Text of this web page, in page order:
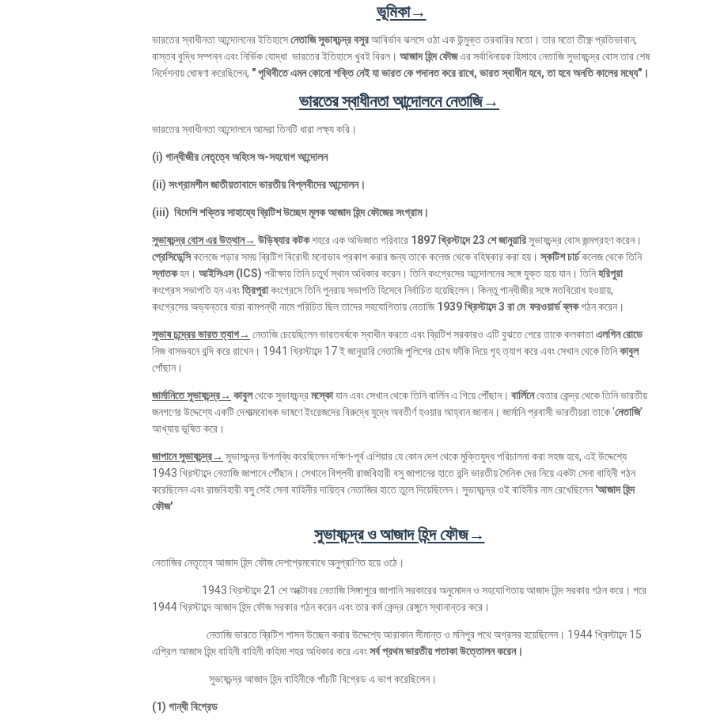
ভূমিকা→
ভারতের স্বাধীনতা আন্দোলনের ইতিহাসেনেতাজি সুভাষচন্দ্র বসুরআবির্ভাব ঝলসে ওঠা এক উন্মুক্ত তরবারির মতো। তার মতো তীক্ষ্ণ প্রতিভাবান,
বাস্তব বুদ্ধি সম্পন্ন এবং নির্ভিক যোদ্ধা ভারতের ইতিহাসে খুবই বিরল। আজাদ হিন্দ ফৌজএর সর্বাধিনায়ক হিসাবে নেতাজি সুভাষচন্দ্র বোস তার শেষ
নির্দেশনায় ঘোষণা করেছিলেন, " পৃথিবীতে এমন কোনো শক্তি নেই যা ভারত কে পদানত করে রাখে, ভারত স্বাধীন হবে, তা হবে অনতি কালের মধ্যে"।
ভারতের স্বাধীনতা আন্দোলনে নেতাজি→
ভারতের স্বাধীনতা আন্দোলনে আমরা তিনটি ধারা লক্ষ্য করি।
(i) গান্ধীজীর নেতৃত্বে অহিংস অ-সহযোগ আন্দোলন
(ii) সংগ্রামশীল জাতীয়তাবাদে ভারতীয় বিপ্লবীদের আন্দোলন।
(iii) বিদেশি শক্তির সাহায্যে ব্রিটিশ উচ্ছেদ মূলক আজাদ হিন্দ ফৌজের সংগ্রাম।
সুভাষচন্দ্র বোস এর উত্থান→ উড়িষ্যার কটকশহরে এক অভিজাত পরিবারে 1897 খ্রিস্টাব্দে 23 শে জানুয়ারিসুভাষচন্দ্র বোস জন্মগ্রহণ করেন।
প্রেসিডেন্সিকলেজে পড়ার সময় ব্রিটিশ বিরোধী মনোভাব প্রকাশ করার জন্য তাকে কলেজ থেকে বহিষ্কার করা হয়।স্কটিশ চার্চকলেজ থেকে তিনি
স্নাতকহন। আইসিএস (ICS) পরীক্ষায় তিনি চতুর্থ স্থান অধিকার করেন। তিনি কংগ্রেসের আন্দোলনের সঙ্গে যুক্ত হয়ে যান। তিনিহরিপুরা
কংগ্রেস সভাপতি হন এবংত্রিপুরাকংগ্রেসে তিনি পুনরায় সভাপতি হিসেবে নির্বাচিত হয়েছিলেন। কিন্তু গান্ধীজীর সঙ্গে মতবিরোধ হওয়ায়,
কংগ্রেসের অভ্যন্তরে যারা বামপন্থী নামে পরিচিত ছিল তাদের সহযোগিতায় নেতাজি1939 খ্রিস্টাব্দে 3 রা মে ফরওয়ার্ড ব্লকগঠন করেন।
সুভাষ চন্দ্রের ভারত ত্যাগ→ নেতাজি চেয়েছিলেন ভারতবর্ষকে স্বাধীন করতে এবং ব্রিটিশ সরকারও এটি বুঝতে পেরে তাকে কলকাতাএলগিন রোডে
নিজ বাসভবনে বন্দি করে রাখেন। 1941 খ্রিস্টাব্দে 17 ই জানুয়ারি নেতাজি পুলিশের চোখ ফাঁকি দিয়ে গৃহ ত্যাগ করে এবং সেখান থেকে তিনিকাবুল
পোঁছান।
জার্মানিতে সুভাষচন্দ্র→ কাবুলথেকে সুভাষচন্দ্রমস্কোযান এবং সেখান থেকে তিনি বার্লিন এ গিয়ে পৌঁছান। বার্লিনেবেতার কেন্দ্র থেকে তিনি ভারতীয়
জনগণের উদ্দেশ্যে একটি দেশাত্মবোধক ভাষণে ইংরেজদের বিরুদ্ধে যুদ্ধে অবতীর্ণ হওয়ার আহ্বান জানান। জার্মানি প্রবাসী ভারতীয়রা তাকে 'নেতাজি'
আখ্যায় ভূষিত করে।
জাপানে সুভাষচন্দ্র→ সুভাসচন্দ্র উপলব্ধি করেছিলেন দক্ষিণ-পূর্ব এশিয়ার যে কোন দেশ থেকে মুক্তিযুদ্ধ পরিচালনা করা সহজ হবে, এই উদ্দেশ্যে
1943 খ্রিস্টাব্দে নেতাজি জাপানে পৌঁছান। সেখানে বিপ্লবী রাজবিহারী বসু জাপানের হাতে বন্দি ভারতীয় সৈনিক দের নিয়ে একটা সেনা বাহিনী গঠন
করেছিলেন এবং রাজবিহারী বসু সেই সেনা বাহিনীর দায়িত্ব নেতাজির হাতে তুলে দিয়েছিলেন। সুভাষচন্দ্র ওই বাহিনীর নাম রেখেছিলেন'আজাদ হিন্দ
ফৌজ'
সুভাষচন্দ্র ও আজাদ হিন্দ ফৌজ→
নেতাজির নেতৃত্বে আজাদ হিন্দ ফৌজ দেশপ্রেমবোধে অনুপ্রাণিত হয়ে ওঠে।
1943 খ্রিস্টাব্দে 21 শে অক্টোবর নেতাজি সিঙ্গাপুরে জাপানি সরকারের অনুমোদন ও সহযোগিতায় আজাদ হিন্দ সরকার গঠন করে। পরে
1944 খ্রিস্টাব্দে আজাদ হিন্দ ফৌজ সরকার গঠন করেন এবং তার কর্ম কেন্দ্র রেঙ্গুনে স্থানান্তর করে।
নেতাজি ভারতে ব্রিটিশ শাসন উচ্ছেন করার উদ্দেশ্যে আরাকান সীমান্ত ও মনিপুর পথে অগ্রসর হয়েছিলেন। 1944 খ্রিস্টাব্দে 15
এপ্রিল আজাদ হিন্দ বাহিনী বাহিনী কহিমা শহর অধিকার করে এবংসর্ব প্রথম ভারতীয় পতাকা উত্তোলন করেন।
সুভাষচন্দ্র আজাদ হিন্দ বাহিনীকে পাঁচটি বিগ্রেড এ ভাগ করেছিলেন।
(1) গান্ধী বিগ্রেড